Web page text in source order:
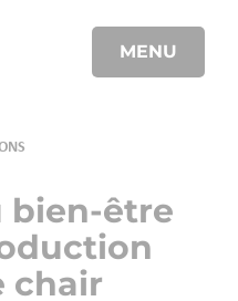
MENU
bien-être
chair